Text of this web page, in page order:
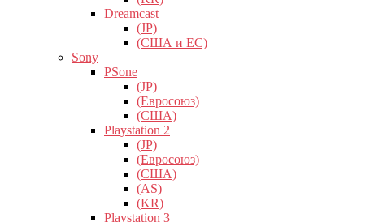
Dreamcast
(JP)
(США и ЕС)
Sony
PSone
(JP)
(Евросоюз)
(США)
Playstation 2
(JP)
(Евросоюз)
(США)
(AS)
(KR)
Playstation 3